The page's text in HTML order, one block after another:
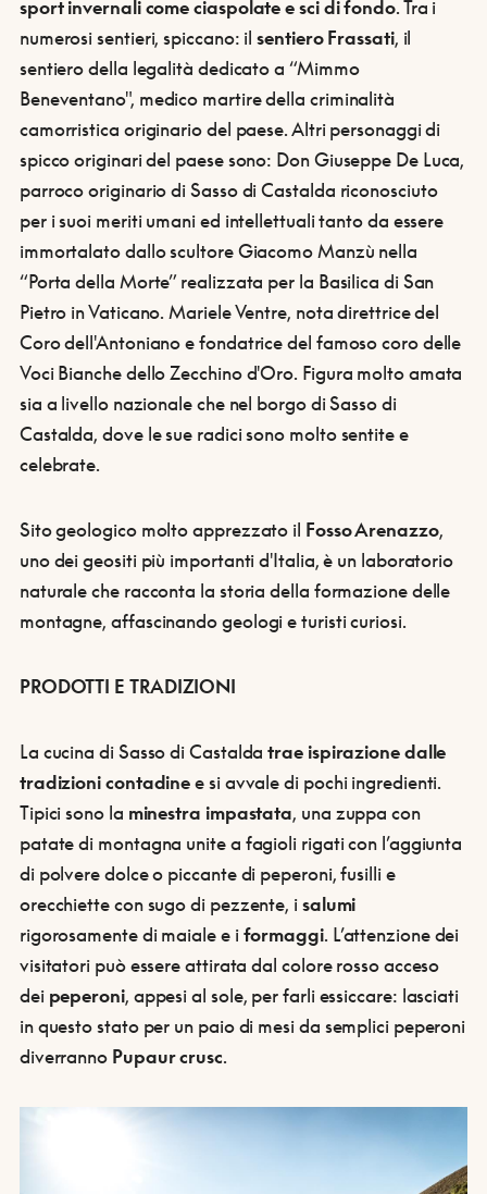
sport invernali come ciaspolate e sci di fondo. Tra i
numerosi sentieri, spiccano: ilsentiero Frassati, il
sentiero della legalità dedicato a “Mimmo
Beneventano", medico martire della criminalità
camorristica originario del paese. Altri personaggi di
spicco originari del paese sono: Don Giuseppe De Luca,
parroco originario di Sasso di Castalda riconosciuto
per i suoi meriti umani ed intellettuali tanto da essere
immortalato dallo scultore Giacomo Manzù nella
“Porta della Morte” realizzata per la Basilica di San
Pietro in Vaticano. Mariele Ventre, nota direttrice del
Coro dell'Antoniano e fondatrice del famoso coro delle
Voci Bianche dello Zecchino d'Oro. Figura molto amata
sia a livello nazionale che nel borgo di Sasso di
Castalda, dove le sue radici sono molto sentite e
celebrate.
Sito geologico molto apprezzato il Fosso Arenazzo,
uno dei geositi più importanti d'Italia, è un laboratorio
naturale che racconta la storia della formazione delle
montagne, affascinando geologi e turisti curiosi.
PRODOTTI E TRADIZIONI
La cucina di Sasso di Castaldatrae ispirazione dalle
tradizioni contadinee si avvale di pochi ingredienti.
Tipici sono la minestra impastata, una zuppa con
patate di montagna unite a fagioli rigati con l’aggiunta
di polvere dolce o piccante di peperoni, fusilli e
orecchiette con sugo di pezzente, isalumi
rigorosamente di maiale e iformaggi. L’attenzione dei
visitatori può essere attirata dal colore rosso acceso
dei peperoni, appesi al sole, per farli essiccare: lasciati
in questo stato per un paio di mesi da semplici peperoni
diverranno Pupaur crusc.